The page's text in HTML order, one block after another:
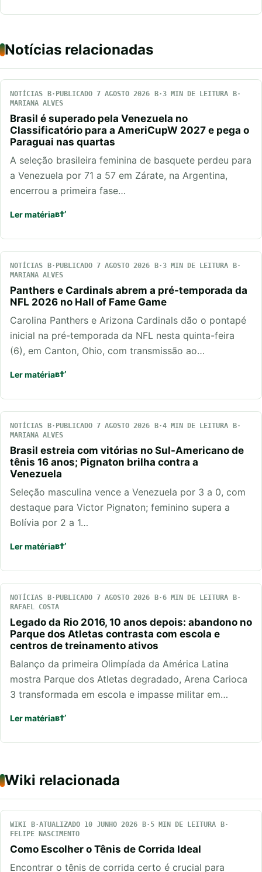
Notícias relacionadas
NOTÍCIAS PUBLICADO 7 AGOSTO 2026
3 MIN DE LEITURA
MARIANA ALVES
Brasil é superado pela Venezuela no
Classificatório para a AmeriCupW 2027 e pega o
Paraguai nas quartas
A seleção brasileira feminina de basquete perdeu para
a Venezuela por 71 a 57 em Zárate, na Argentina,
encerrou a primeira fase…
Ler matéria
NOTÍCIAS PUBLICADO 7 AGOSTO 2026
3 MIN DE LEITURA
MARIANA ALVES
Panthers e Cardinals abrem a pré-temporada da
NFL 2026 no Hall of Fame Game
Carolina Panthers e Arizona Cardinals dão o pontapé
inicial na pré-temporada da NFL nesta quinta-feira
(6), em Canton, Ohio, com transmissão ao…
Ler matéria
NOTÍCIAS PUBLICADO 7 AGOSTO 2026
4 MIN DE LEITURA
MARIANA ALVES
Brasil estreia com vitórias no Sul-Americano de
tênis 16 anos; Pignaton brilha contra a
Venezuela
Seleção masculina vence a Venezuela por 3 a 0, com
destaque para Victor Pignaton; feminino supera a
Bolívia por 2 a 1…
Ler matéria
NOTÍCIAS PUBLICADO 7 AGOSTO 2026
6 MIN DE LEITURA
RAFAEL COSTA
Legado da Rio 2016, 10 anos depois: abandono no
Parque dos Atletas contrasta com escola e
centros de treinamento ativos
Balanço da primeira Olimpíada da América Latina
mostra Parque dos Atletas degradado, Arena Carioca
3 transformada em escola e impasse militar em…
Ler matéria
Wiki relacionada
WIKI ATUALIZADO 10 JUNHO 2026
5 MIN DE LEITURA
FELIPE NASCIMENTO
Como Escolher o Tênis de Corrida Ideal
Encontrar o tênis de corrida certo é crucial para